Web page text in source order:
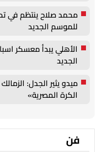
محمد صلاح ينتظم في
للموسم الجديد
الأهلي يبدأ معسكر
الجديد
ميدو يثير الجدل:
الكرة المصرية»
فن